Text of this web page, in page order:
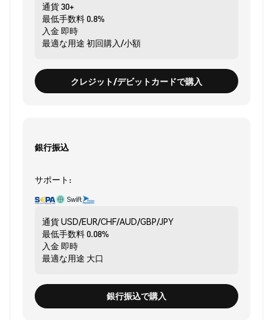
通貨30+
最低手数料0.8%
入金 即時
最適な用途 初回購入/小額
クレジット/デビットカードで購入
銀行振込
サポート:
通貨USD/EUR/CHF/AUD/GBP/JPY
最低手数料0.08%
入金 即時
最適な用途 大口
銀行振込で購入